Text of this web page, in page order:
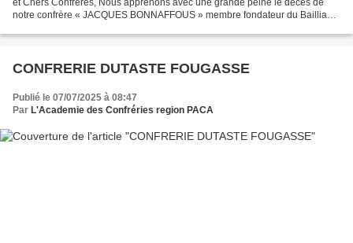
notre confrère « JACQUES BONNAFFOUS » membre fondateur du Bailliage
CONFRERIE DUTASTE FOUGASSE
Publié le 07/07/2025 à 08:47
Par L'Academie des Confréries region PACA